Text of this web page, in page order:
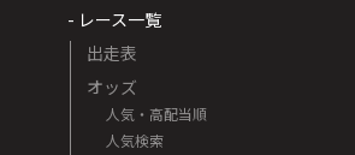
- レース一覧
出走表
オッズ
人気・高配当順
人気検索